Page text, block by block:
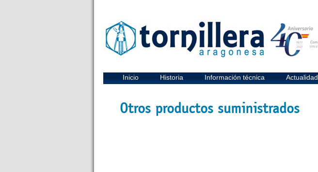
Inicio Historia Información técnica Actualidad
Otros productos suministrados